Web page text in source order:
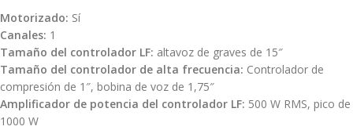
Motorizado: Sí
Canales: 1
Tamaño del controlador LF: altavoz de graves de 15″
Tamaño del controlador de alta frecuencia: Controlador de
compresión de 1″, bobina de voz de 1,75″
Amplificador de potencia del controlador LF: 500 W RMS, pico de
1000 W